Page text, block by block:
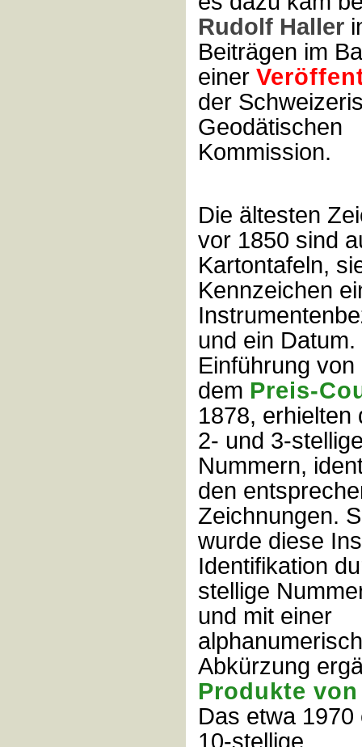
Rudolf Haller
Beiträgen im
einer
der
Geodätischen
Kommission.
Die ältesten
vor 1850 sind
Kartontafeln,
Kennzeichen
und ein
Einführung
dem Preis-
1878, erhielten
2- und 3-
Nummern,
den
Zeichnungen.
wurde diese
Identifikation
stellige
und mit einer
Abkürzung
Produkte
Das etwa 1970
10-stellige